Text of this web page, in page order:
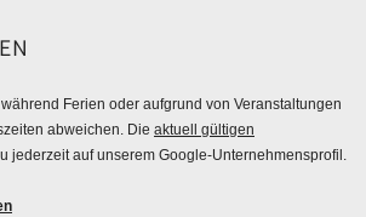
Ferien oder aufgrund von Veranstaltungen
abweichen. Die aktuell gültigen
jederzeit auf unserem Google-Unternehmensprofil.